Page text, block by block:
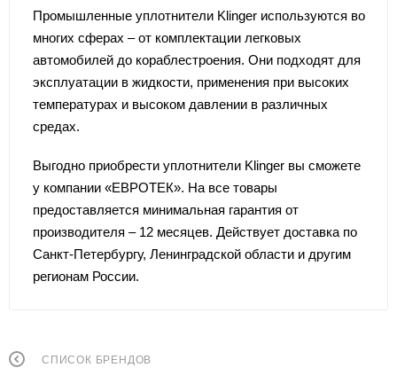
Промышленные уплотнители Klinger используются во
многих сферах – от комплектации легковых
автомобилей до кораблестроения. Они подходят для
эксплуатации в жидкости, применения при высоких
температурах и высоком давлении в различных
средах.
Выгодно приобрести уплотнители Klinger вы сможете
у компании «ЕВРОТЕК». На все товары
предоставляется минимальная гарантия от
производителя – 12 месяцев. Действует доставка по
Санкт-Петербургу, Ленинградской области и другим
регионам России.
СПИСОК БРЕНДОВ